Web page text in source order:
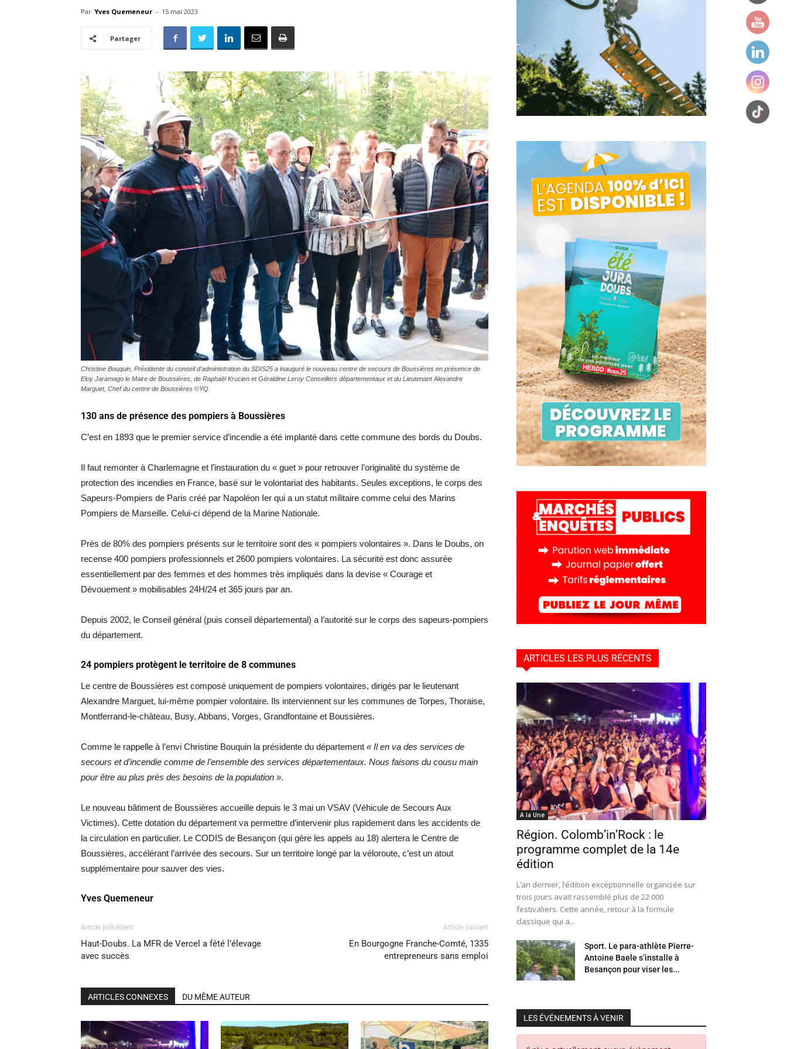
l'info
locale
–
Hebdo25
Par Yves Quemeneur - 15 mai 2023
Partager
Christine Bouquin, Présidente du conseil d'administration du SDIS25 a inauguré le nouveau centre de secours de Boussières en présence de
Eloy Jaramago le Maire de Boussières, de Raphaël Krucien et Géraldine Leroy Conseillers départementaux et du Lieutenant Alexandre
Marguet, Chef du centre de Boussières ©YQ
130 ans de présence des pompiers à Boussières
C’est en 1893 que le premier service d’incendie a été implanté dans cette commune des bords du Doubs.
Il faut remonter à Charlemagne et l’instauration du « guet » pour retrouver l’originalité du système de
protection des incendies en France, basé sur le volontariat des habitants. Seules exceptions, le corps des
Sapeurs-Pompiers de Paris créé par Napoléon Ier qui a un statut militaire comme celui des Marins
Pompiers de Marseille. Celui-ci dépend de la Marine Nationale.
Près de 80% des pompiers présents sur le territoire sont des « pompiers volontaires ». Dans le Doubs, on
recense 400 pompiers professionnels et 2600 pompiers volontaires. La sécurité est donc assurée
essentiellement par des femmes et des hommes très impliqués dans la devise « Courage et
Dévouement » mobilisables 24H/24 et 365 jours par an.
Depuis 2002, le Conseil général (puis conseil départemental) a l’autorité sur le corps des sapeurs-pompiers
du département.
24 pompiers protègent le territoire de 8 communes
Le centre de Boussières est composé uniquement de pompiers volontaires, dirigés par le lieutenant
Alexandre Marguet, lui-même pompier volontaire. Ils interviennent sur les communes de Torpes, Thoraise,
Montferrand-le-château, Busy, Abbans, Vorges, Grandfontaine et Boussières.
Comme le rappelle à l’envi Christine Bouquin la présidente du département « Il en va des services de
secours et d’incendie comme de l’ensemble des services départementaux. Nous faisons du cousu main
pour être au plus près des besoins de la population ».
Le nouveau bâtiment de Boussières accueille depuis le 3 mai un VSAV (Véhicule de Secours Aux
Victimes). Cette dotation du département va permettre d’intervenir plus rapidement dans les accidents de
la circulation en particulier. Le CODIS de Besançon (qui gère les appels au 18) alertera le Centre de
Boussières, accélérant l’arrivée des secours. Sur un territoire longé par la véloroute, c’est un atout
supplémentaire pour sauver des vies.
Yves Quemeneur
Article précédent
Haut-Doubs. La MFR de Vercel a fêté l’élevage
avec succès
Article suivant
En Bourgogne Franche-Comté, 1335
entrepreneurs sans emploi
ARTICLES CONNEXES DU MÊME AUTEUR
ARTICLES LES PLUS RÉCENTS
A la Une
Région. Colomb’in’Rock : le
programme complet de la 14e
édition
L’an dernier, l’édition exceptionnelle organisée sur
trois jours avait rassemblé plus de 22 000
festivaliers. Cette année, retour à la formule
classique qui a...
Sport. Le para-athlète Pierre-
Antoine Baele s’installe à
Besançon pour viser les...
LES ÉVÉNEMENTS À VENIR